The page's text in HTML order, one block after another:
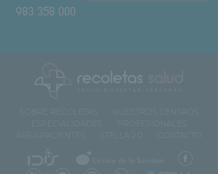
983 358 000
SOBRE RECOLETAS
NUESTROS CENTROS
ESPECIALIDADES
PROFESIONALES
ÁREA PACIENTES
STELLA 2.0 CONTACTO